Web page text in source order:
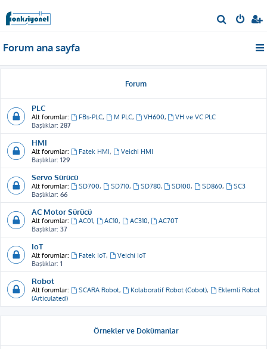
r
Forum ana sayfa
Forum
PLC
Alt forumlar: FBs-PLC, M PLC, VH600,
VH ve VC PLC
Başlıklar: 287
HMI
Alt forumlar: Fatek HMI,
Veichi HMI
Başlıklar: 129
Servo Sürücü
Alt forumlar: SD700, SD710, SD780, SD100, SD860,
SC3
Başlıklar: 66
AC Motor Sürücü
Alt forumlar: AC01, AC10, AC310,
AC70T
Başlıklar: 37
IoT
Alt forumlar: Fatek IoT,
Veichi IoT
Başlıklar: 1
Robot
Alt forumlar: SCARA Robot, Kolaboratif Robot (Cobot),
Eklemli Robot
(Articulated)
Örnekler ve Dokümanlar